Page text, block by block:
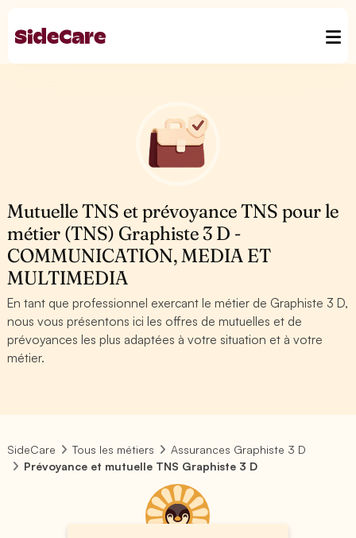
Mutuelle TNS et prévoyance TNS pour le
métier (TNS) Graphiste 3 D -
COMMUNICATION, MEDIA ET
MULTIMEDIA
En tant que professionnel exercant le métier de Graphiste 3 D,
nous vous présentons ici les offres de mutuelles et de
prévoyances les plus adaptées à votre situation et à votre
métier.
SideCare Tous les métiers
Assurances Graphiste 3 D
Prévoyance et mutuelle TNS Graphiste 3 D